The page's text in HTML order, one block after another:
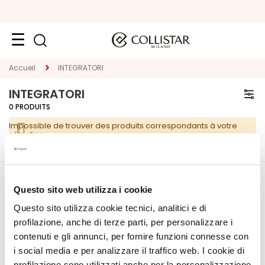
Questo sito web utilizza i cookie
Questo sito utilizza cookie tecnici, analitici e di
profilazione, anche di terze parti, per personalizzare i
contenuti e gli annunci, per fornire funzioni connesse con
i social media e per analizzare il traffico web. I cookie di
VISAGE
K
A
T
E
G
T
r
a
Accueil INTEGRATORI
INTEGRATORI
0 PRODUITS
Impossible de trouver des produits correspondants à votre
sélection.
CORPORATE
Qui sommes-nous
Contacts
Déclaration d'accessibilité
MON PROFIL
Informations du compte
Carnet d'adresses
Mes commandes
Ma liste de souhaits